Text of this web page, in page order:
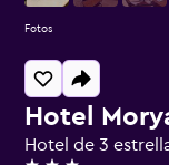
Hotel
Hotel de 3
Fotos